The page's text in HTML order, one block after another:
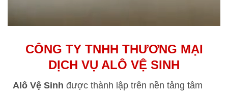
CÔNG TY TNHH THƯƠNG MẠI
DỊCH VỤ ALÔ VỆ SINH
Alô Vệ Sinh được thành lập trên nền tảng tâm